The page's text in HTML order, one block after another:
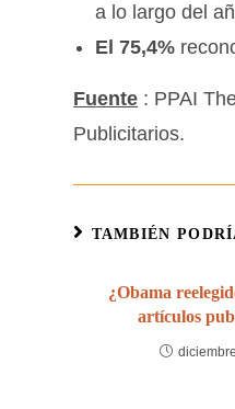
a lo largo del
El 75,4%
Fuente : PPAI
Publicitarios.
TAMBIÉN
¿Obama
artículos